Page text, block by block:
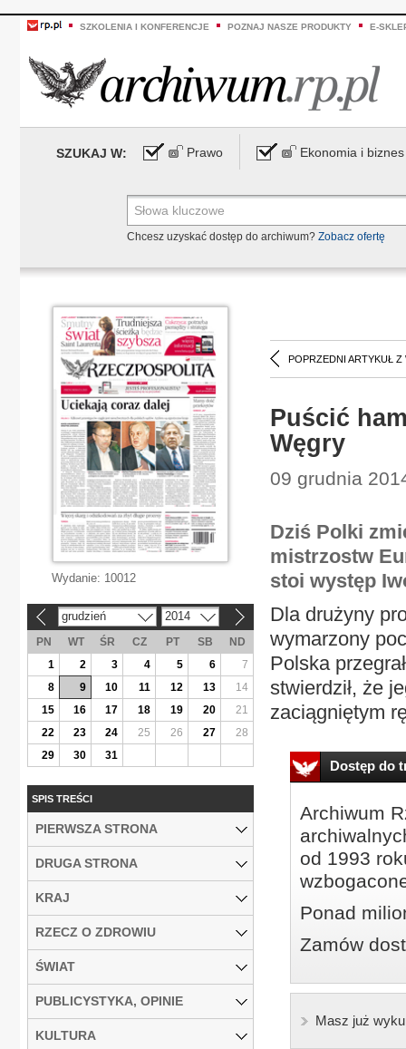
SZKOLENIA I KONFERENCJE POZNAJ NASZE PRODUKTY E-
SZUKAJ W: Prawo Ekonomia i biznes
Chcesz uzyskać dostęp do archiwum? Zobacz ofertę
POPRZEDNI ARTYKUŁ Z
Puścić
Węgry
09 grudnia
Dziś Polki
mistrzostw
stoi występ
Dla drużyny
wymarzony
Polska
stwierdził, że
zaciągniętym
Dostęp do
Archiwum
od 1993
Ponad
Zamów
Masz już
Wydanie: 10012
grudzień 2014
PN WT ŚR CZ PT SB
ND
1
2 3 4 5 6
7
8
9 10 11 12 13
14
15
16 17 18 19 20
21
22
23 24 25 26 27
28
29
30 31
SPIS TREŚCI
PIERWSZA STRONA
DRUGA STRONA
KRAJ
RZECZ O ZDROWIU
ŚWIAT
PUBLICYSTYKA, OPINIE
KULTURA